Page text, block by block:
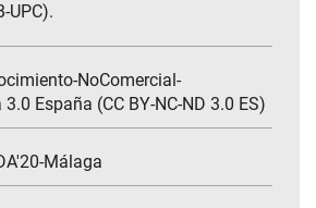
UPC).
NoComercial-
España (CC BY-NC-ND 3.0 ES)
Málaga